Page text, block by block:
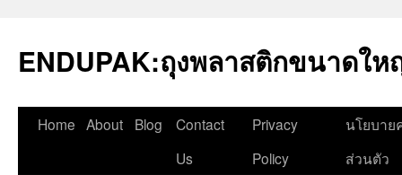
content
ENDUPAK:ถุงพลาสติกขนาดให
Home About Blog
Contact
Us
Privacy
Policy
นโยบาย
ส่วนตัว